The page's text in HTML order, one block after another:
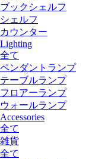
ブックシェルフ
シェルフ
カウンター
Lighting
全て
ペンダントランプ
テーブルランプ
フロアーランプ
ウォールランプ
Accessories
全て
雑貨
全て